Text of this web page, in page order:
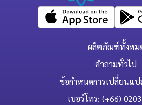
ผลิตภัณฑ์ทั้งหม
คำถามทั่วไป
ข้อกำหนดการเปลี่ยนแป
เบอร์โทร: (+66)